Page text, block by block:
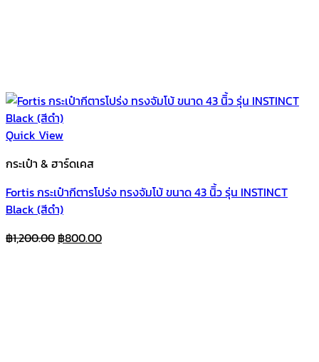
Quick View
กระเป๋า & ฮาร์ดเคส
Fortis กระเป๋ากีตารโปร่ง ทรงจัมโบ้ ขนาด 43 นิิ้ว รุ่น INSTINCT
Black (สีดำ)
฿1,200.00 Original
฿800.00Current